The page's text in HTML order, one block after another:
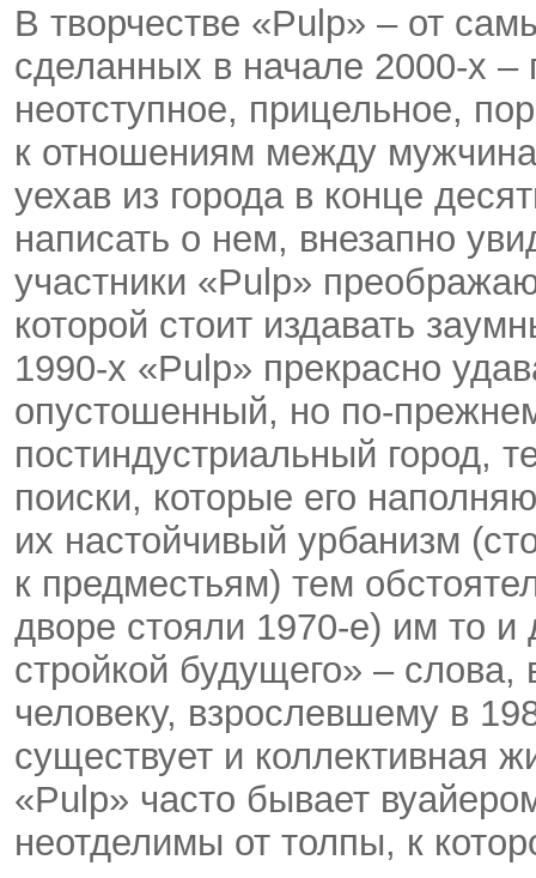
В творчестве «Pulp» – от
сделанных в начале 2000-х –
неотступное, прицельное,
к отношениям между
уехав из города в конце
написать о нем, внезапно
участники «Pulp»
которой стоит издавать
1990-х «Pulp» прекрасно
опустошенный, но по-
постиндустриальный город,
поиски, которые его
их настойчивый урбанизм
к предместьям) тем
дворе стояли 1970-е) им то и
стройкой будущего» – слова,
человеку, взрослевшему в
существует и коллективная
«Pulp» часто бывает
неотделимы от толпы, к